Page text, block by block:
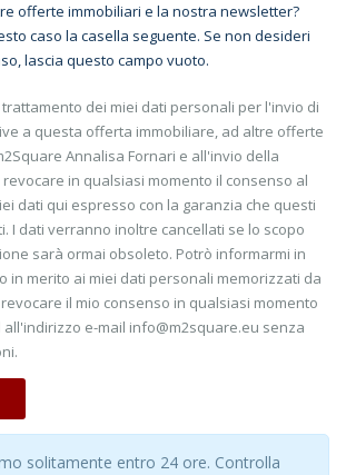
offerte immobiliari e la nostra newsletter?
caso la casella seguente. Se non desideri
lascia questo campo vuoto.
dei miei dati personali per l'invio di
a questa offerta immobiliare, ad altre offerte
Annalisa Fornari e all'invio della
in qualsiasi momento il consenso al
dati qui espresso con la garanzia che questi
I dati verranno inoltre cancellati se lo scopo
sarà ormai obsoleto. Potrò informarmi in
in merito ai miei dati personali memorizzati da
il mio consenso in qualsiasi momento
e-mail info@m2square.eu senza
solitamente entro 24 ore. Controlla